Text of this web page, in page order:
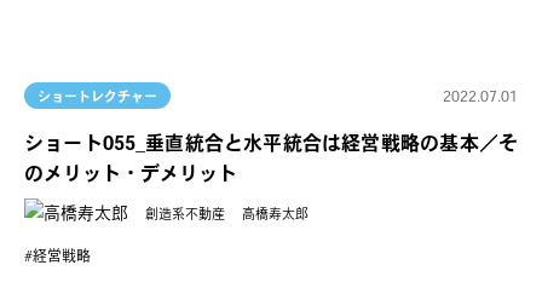
ショートレクチャー 2022.07.01
ショート055_垂直統合と水平統合は経営戦略の基本／そ
のメリット・デメリット
創造系不動産 高橋寿太郎
経営戦略